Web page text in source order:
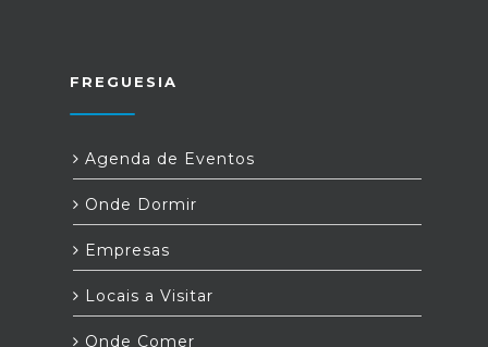
FREGUESIA
Agenda de Eventos
Onde Dormir
Empresas
Locais a Visitar
Onde Comer